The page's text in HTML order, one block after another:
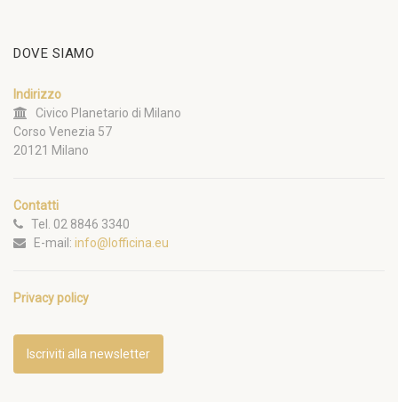
DOVE SIAMO
Indirizzo
Civico Planetario di Milano
Corso Venezia 57
20121 Milano
Contatti
Tel. 02 8846 3340
E-mail: info@lofficina.eu
Privacy policy
Iscriviti alla newsletter